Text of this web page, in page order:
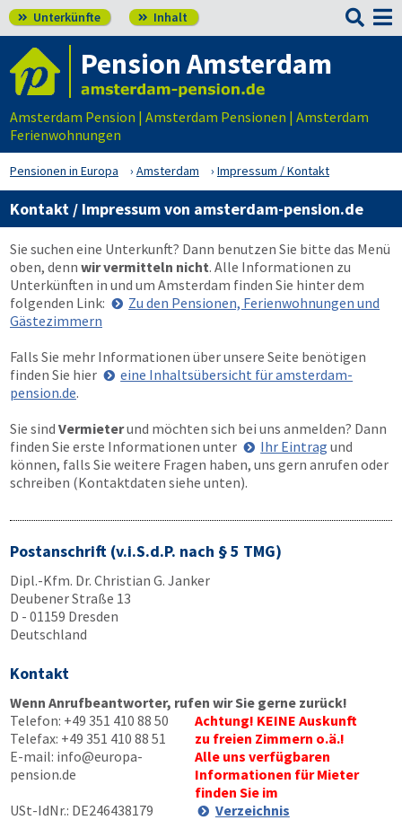
 Unterkünfte  Inhalt 
Pension Amsterdam
Amsterdam Pension | Amsterdam Pensionen | Amsterdam
Ferienwohnungen
Pensionen in Europa Amsterdam Impressum / Kontakt
Kontakt / Impressum von amsterdam-pension.de
Sie suchen eine Unterkunft? Dann benutzen Sie bitte das Menü
oben, denn wir vermitteln nicht. Alle Informationen zu
Unterkünften in und um Amsterdam finden Sie hinter dem
folgenden Link:
Zu den Pensionen, Ferienwohnungen und
Gästezimmern
Falls Sie mehr Informationen über unsere Seite benötigen
finden Sie hier
eine Inhaltsübersicht für amsterdam-
pension.de.
Sie sind Vermieterund möchten sich bei uns anmelden? Dann
finden Sie erste Informationen unter
Ihr Eintrag und
können, falls Sie weitere Fragen haben, uns gern anrufen oder
schreiben (Kontaktdaten siehe unten).
Postanschrift (v.i.S.d.P. nach § 5 TMG)
Dipl.-Kfm. Dr. Christian G. Janker
Deubener Straße 13
D - 01159 Dresden
Deutschland
Kontakt
Wenn Anrufbeantworter, rufen wir Sie gerne zurück!
Telefon: +49 351 410 88 50
Telefax: +49 351 410 88 51
E-mail: info@europa-
pension.de
USt-IdNr.: DE246438179
Achtung! KEINE Auskunft
zu freien Zimmern o.ä.!
Alle uns verfügbaren
Informationen für Mieter
finden Sie im
Verzeichnis